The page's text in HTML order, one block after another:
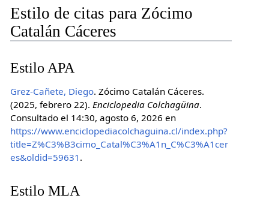
Estilo de citas para Zócimo
Catalán Cáceres
Estilo APA
Grez-Cañete, Diego. Zócimo Catalán Cáceres.
(2025, febrero 22). Enciclopedia Colchagüina.
Consultado el 14:30, agosto 6, 2026 en
https://www.enciclopediacolchaguina.cl/index.php?
title=Z%C3%B3cimo_Catal%C3%A1n_C%C3%A1cer
es&oldid=59631 .
Estilo MLA